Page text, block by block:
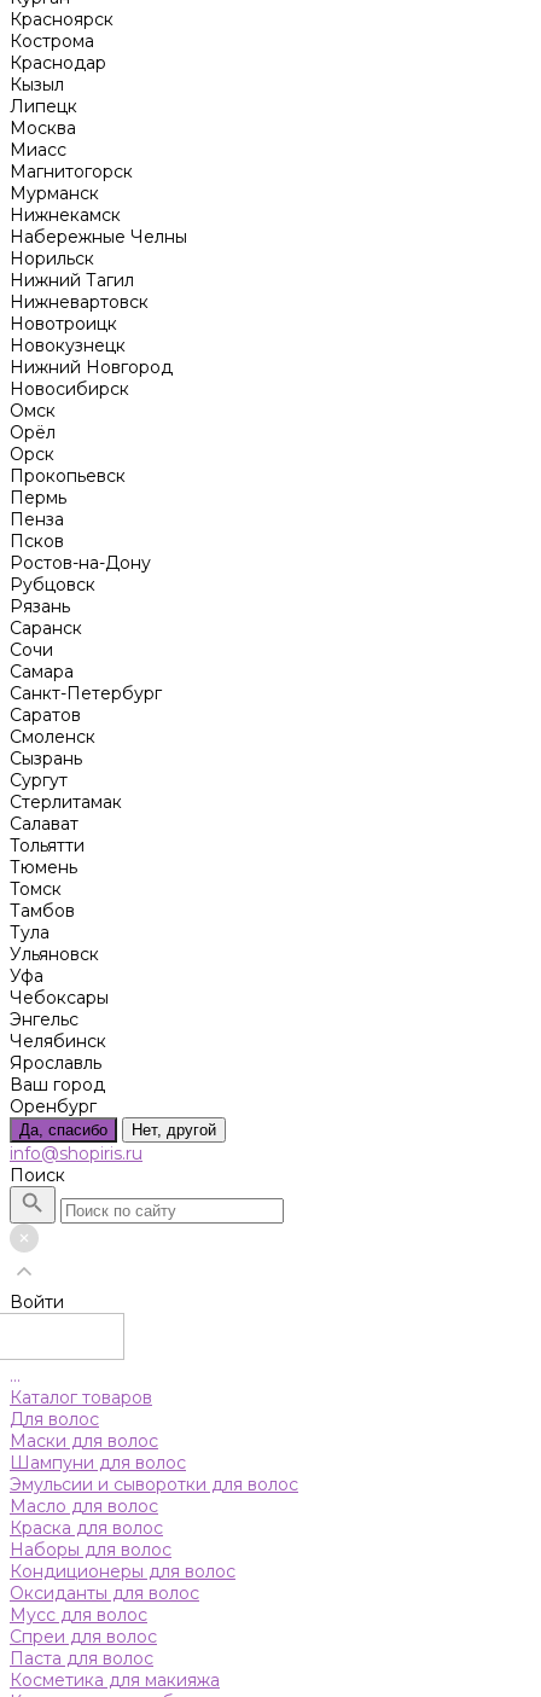
Красноярск
Кострома
Краснодар
Кызыл
Липецк
Москва
Миасс
Магнитогорск
Мурманск
Нижнекамск
Набережные Челны
Норильск
Нижний Тагил
Нижневартовск
Новотроицк
Новокузнецк
Нижний Новгород
Новосибирск
Омск
Орёл
Орск
Прокопьевск
Пермь
Пенза
Псков
Ростов-на-Дону
Рубцовск
Рязань
Саранск
Сочи
Самара
Санкт-Петербург
Саратов
Смоленск
Сызрань
Сургут
Стерлитамак
Салават
Тольятти
Тюмень
Томск
Тамбов
Тула
Ульяновск
Уфа
Чебоксары
Энгельс
Челябинск
Ярославль
Ваш город
Оренбург
Да, спасибо Нет, другой
info@shopiris.ru
Поиск
Войти
...
Каталог товаров
Для волос
Маски для волос
Шампуни для волос
Эмульсии и сыворотки для волос
Масло для волос
Краска для волос
Наборы для волос
Кондиционеры для волос
Оксиданты для волос
Мусс для волос
Спреи для волос
Паста для волос
Косметика для макияжа